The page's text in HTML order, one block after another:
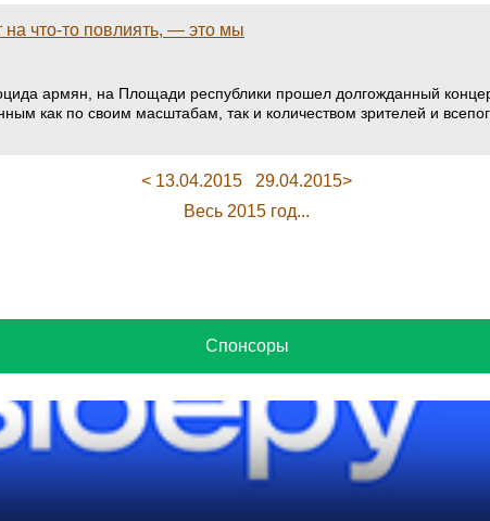
на что-то повлиять, — это мы
армян, на Площади республики прошел долгожданный
как по своим масштабам, так и количеством зрителей и
< 13.04.2015
29.04.2015>
Весь 2015 год...
Спонсоры